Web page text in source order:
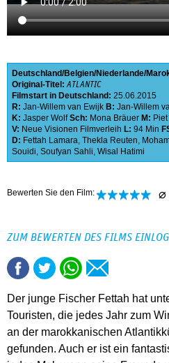
Deutschland Belgien Niederlande
Original-Titel:ATLANTIC
Filmstart in Deutschland: 25.06.2015
R: Jan-Willem van Ewijk B: Jan-Willem
K: Jasper Wolf Sch: Mona Bräuer M:
V: Neue Visionen Filmverleih L: 94 Min
D: Fettah Lamara, Thekla Reuten,
Souidi, Soufyan Sahli, Wisal Hatimi
Bewerten Sie den Film: ⌀
ZUM BEWERTEN DES FILMS
Der junge Fischer Fettah hat
Touristen, die jedes Jahr zum
an der marokkanischen
gefunden. Auch er ist ein